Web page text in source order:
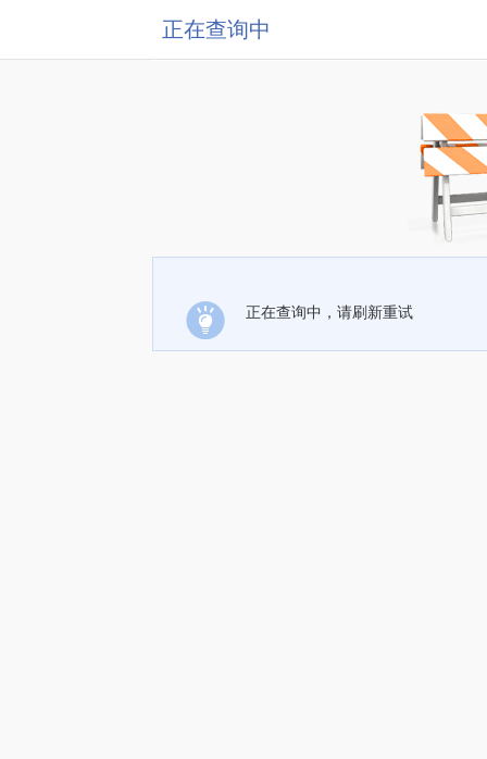
正在查询中
正在查询中，请刷新重试